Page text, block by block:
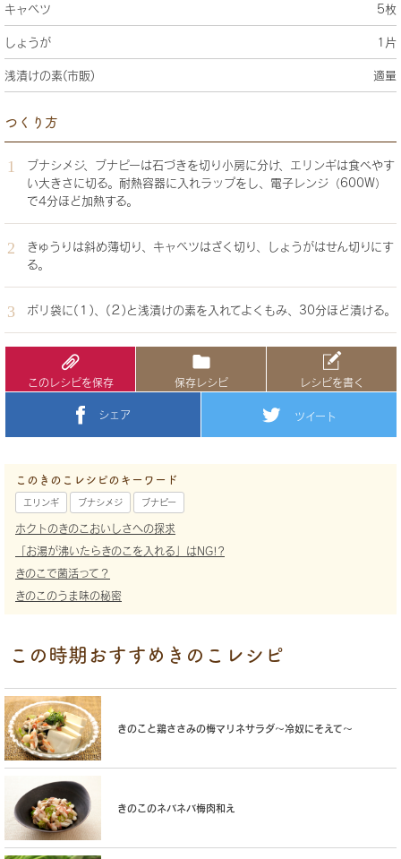
キャベツ 5枚
しょうが 1片
浅漬けの素(市販) 適量
つくり方
ブナシメジ、ブナピーは石づきを切り小房に分け、エリンギは食べやす
い大きさに切る。耐熱容器に入れラップをし、電子レンジ（600W）
で4分ほど加熱する。
きゅうりは斜め薄切り、キャベツはざく切り、しょうがはせん切りにす
る。
ポリ袋に(１)、(２)と浅漬けの素を入れてよくもみ、30分ほど漬ける。
このレシピを保存 保存レシピ レシピを書く
シェア ツイート
このきのこレシピのキーワード
エリンギ ブナシメジ ブナピー
ホクトのきのこおいしさへの探求
「お湯が沸いたらきのこを入れる」はNG!?
きのこで菌活って？
きのこのうま味の秘密
この時期おすすめきのこレシピ
きのこと鶏ささみの梅マリネサラダ〜冷奴にそえて〜
きのこのネバネバ梅肉和え